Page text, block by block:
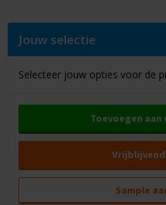
Jouw selectie
Selecteer jouw opties voor de
Toevoegen
Sample